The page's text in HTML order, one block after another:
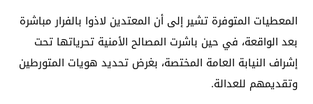
المعطيات المتوفرة تشير إلى أن المعتدين لاذوا بالفرار مباشرة
بعد الواقعة، في حين باشرت المصالح الأمنية تحرياتها تحت
إشراف النيابة العامة المختصة، بغرض تحديد هويات المتورطين
وتقديمهم للعدالة.